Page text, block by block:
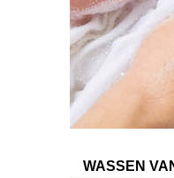
WASSEN